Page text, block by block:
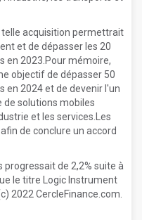
telle acquisition permettrait
et de dépasser les 20
en 2023.Pour mémoire,
objectif de dépasser 50
2024 et de devenir l'un
de solutions mobiles
et les services.Les
de conclure un accord
progressait de 2,2% suite à
le titre Logic Instrument
2022 CercleFinance.com.